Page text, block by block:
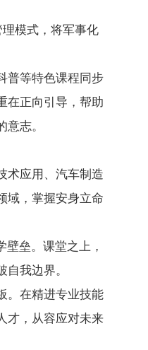
模式，将军事化
普等特色课程同步
在正向引导，帮助
志。
术应用、汽车制造
域，掌握安身立命
垒。课堂之上，
我边界。
。在精进专业技能
才，从容应对未来